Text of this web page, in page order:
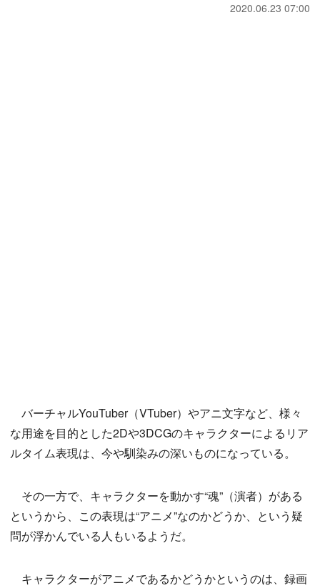
2020.06.23 07:00
バーチャルYouTuber（VTuber）やアニ文字など、様々
な用途を目的とした2Dや3DCGのキャラクターによるリア
ルタイム表現は、今や馴染みの深いものになっている。
その一方で、キャラクターを動かす“魂”（演者）がある
というから、この表現は“アニメ”なのかどうか、という疑
問が浮かんでいる人もいるようだ。
キャラクターがアニメであるかどうかというのは、録画